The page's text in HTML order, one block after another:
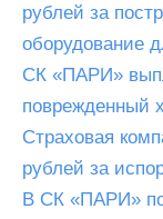
рублей за
оборудование
СК «ПАРИ»
поврежденный
Страховая
рублей за
В СК «ПАРИ»